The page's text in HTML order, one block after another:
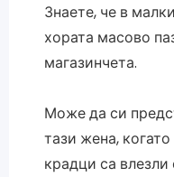
Знаете, че в
хората масово
магазинчета.
Може да си
тази жена,
крадци са